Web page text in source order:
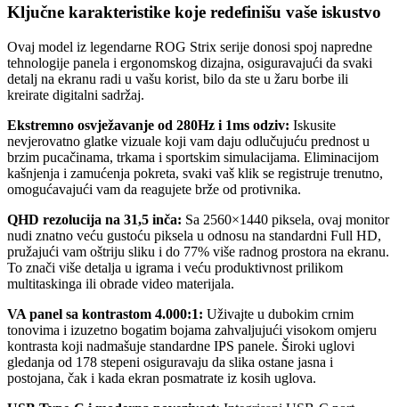
Ključne karakteristike koje redefinišu vaše iskustvo
Ovaj model iz legendarne ROG Strix serije donosi spoj napredne
tehnologije panela i ergonomskog dizajna, osiguravajući da svaki
detalj na ekranu radi u vašu korist, bilo da ste u žaru borbe ili
kreirate digitalni sadržaj.
Ekstremno osvježavanje od 280Hz i 1ms odziv: Iskusite
nevjerovatno glatke vizuale koji vam daju odlučujuću prednost u
brzim pucačinama, trkama i sportskim simulacijama. Eliminacijom
kašnjenja i zamućenja pokreta, svaki vaš klik se registruje trenutno,
omogućavajući vam da reagujete brže od protivnika.
QHD rezolucija na 31,5 inča: Sa 2560×1440 piksela, ovaj monitor
nudi znatno veću gustoću piksela u odnosu na standardni Full HD,
pružajući vam oštriju sliku i do 77% više radnog prostora na ekranu.
To znači više detalja u igrama i veću produktivnost prilikom
multitaskinga ili obrade video materijala.
VA panel sa kontrastom 4.000:1: Uživajte u dubokim crnim
tonovima i izuzetno bogatim bojama zahvaljujući visokom omjeru
kontrasta koji nadmašuje standardne IPS panele. Široki uglovi
gledanja od 178 stepeni osiguravaju da slika ostane jasna i
postojana, čak i kada ekran posmatrate iz kosih uglova.